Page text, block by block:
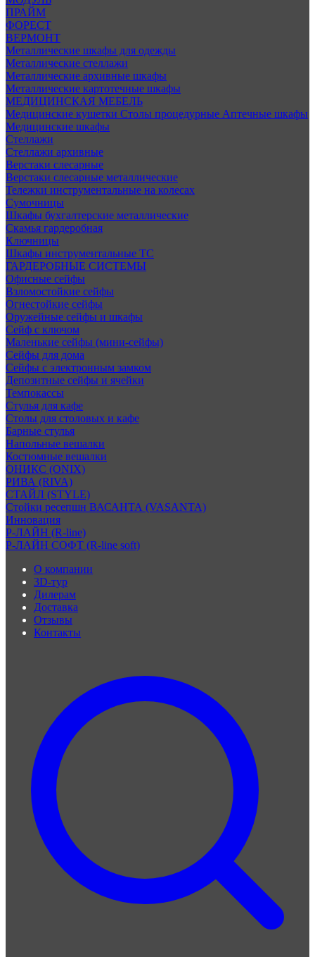
ПРАЙМ
ФОРЕСТ
ВЕРМОНТ
Металлические шкафы для одежды
Металлические стеллажи
Металлические архивные шкафы
Металлические картотечные шкафы
МЕДИЦИНСКАЯ МЕБЕЛЬ
Медицинские кушетки Столы процедурные Аптечные шкафы
Медицинские шкафы
Стеллажи
Стеллажи архивные
Верстаки слесарные
Верстаки слесарные металлические
Тележки инструментальные на колесах
Сумочницы
Шкафы бухгалтерские металлические
Скамья гардеробная
Ключницы
Шкафы инструментальные ТС
ГАРДЕРОБНЫЕ СИСТЕМЫ
Офисные сейфы
Взломостойкие сейфы
Огнестойкие сейфы
Оружейные сейфы и шкафы
Сейф с ключом
Маленькие сейфы (мини-сейфы)
Сейфы для дома
Сейфы с электронным замком
Депозитные сейфы и ячейки
Темпокассы
Стулья для кафе
Столы для столовых и кафе
Барные стулья
Напольные вешалки
Костюмные вешалки
ОНИКС (ONIX)
РИВА (RIVA)
СТАЙЛ (STYLE)
Стойки ресепшн ВАСАНТА (VASANTA)
Инновация
Р-ЛАЙН (R-line)
Р-ЛАЙН СОФТ (R-line soft)
О компании
3D-тур
Дилерам
Доставка
Отзывы
Контакты